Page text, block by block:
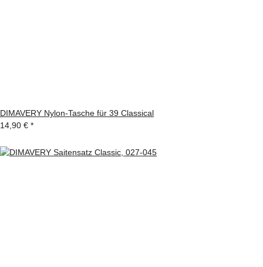
DIMAVERY Nylon-Tasche für 39 Classical
14,90 € *